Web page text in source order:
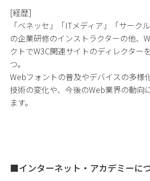
[経歴]
「ベネッセ」「ITメディア」「サーク
の企業研修のインストラクターの他、
クトでW3C関連サイトのディレクター
つ。
Webフォントの普及やデバイスの多様
技術の変化や、今後のWeb業界の動向
ます。
■インターネット・アカデミーに